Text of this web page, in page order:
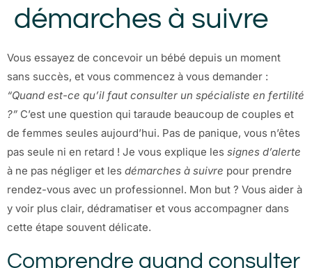
démarches à suivre
Vous essayez de concevoir un bébé depuis un moment
sans succès, et vous commencez à vous demander :
“Quand est-ce qu’il faut consulter un spécialiste en fertilité
?” C’est une question qui taraude beaucoup de couples et
de femmes seules aujourd’hui. Pas de panique, vous n’êtes
pas seule ni en retard ! Je vous explique les signes d’alerte
à ne pas négliger et les démarches à suivre pour prendre
rendez-vous avec un professionnel. Mon but ? Vous aider à
y voir plus clair, dédramatiser et vous accompagner dans
cette étape souvent délicate.
Comprendre quand consulter